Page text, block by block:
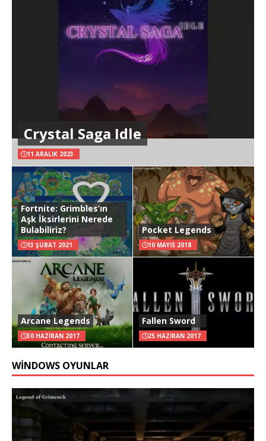
Crystal Saga Idle
11 ARALIK 2023
Fortnite: Grimbles’ın
Aşk İksirlerini Nerede
Bulabiliriz?
13 ŞUBAT 2021
Pocket Legends
10 MAYIS 2018
Arcane Legends
30 HAZIRAN 2017
Fallen Sword
25 HAZIRAN 2017
WINDOWS OYUNLAR